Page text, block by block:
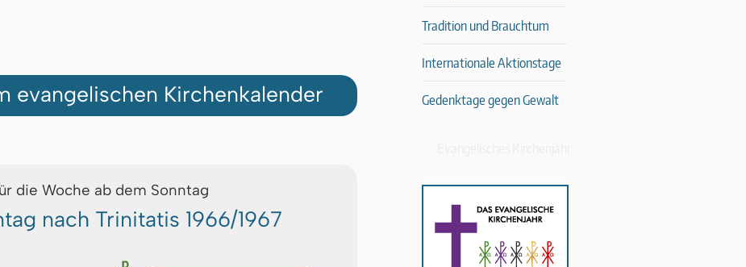
evangelischen Kirchenkalender
die Woche ab dem Sonntag
nach Trinitatis 1966/1967
Tradition und Brauchtum
Internationale Aktionstage
Gedenktage gegen Gewalt